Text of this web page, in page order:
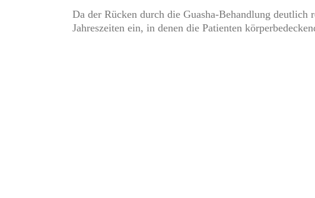
Da der Rücken durch die Guasha-Behandlung
Jahreszeiten ein, in denen die Patienten